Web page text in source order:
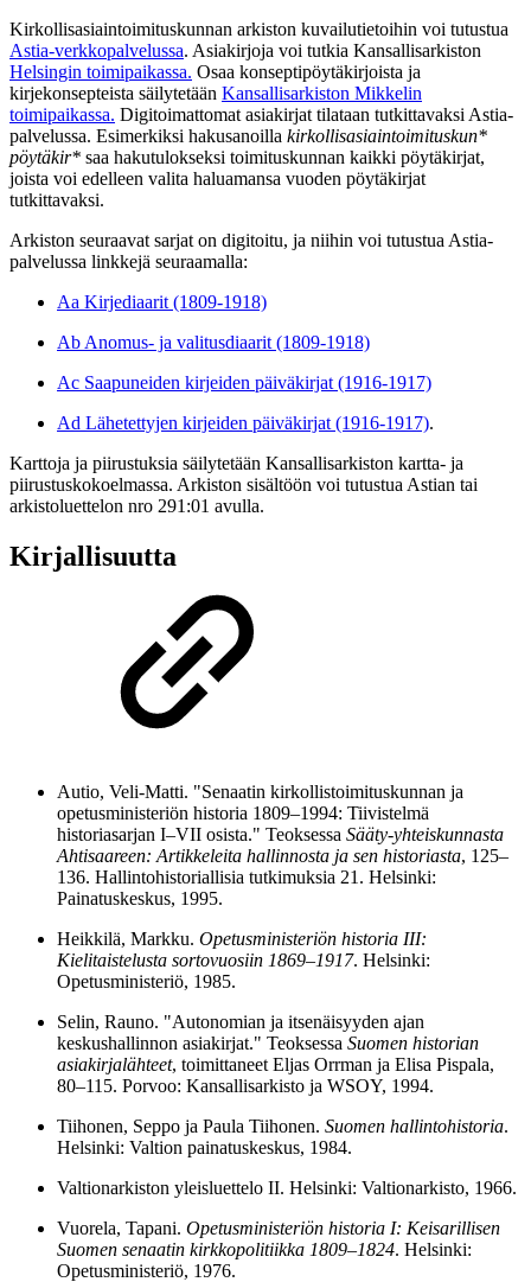
Kirkollisasiaintoimituskunnan arkiston kuvailutietoihin voi tutustua
Astia-verkkopalvelussa. Asiakirjoja voi tutkia Kansallisarkiston
Helsingin toimipaikassa. Osaa konseptipöytäkirjoista ja
kirjekonsepteista säilytetään Kansallisarkiston Mikkelin
toimipaikassa. Digitoimattomat asiakirjat tilataan tutkittavaksi Astia-
palvelussa. Esimerkiksi hakusanoilla kirkollisasiaintoimituskun*
pöytäkir* saa hakutulokseksi toimituskunnan kaikki pöytäkirjat,
joista voi edelleen valita haluamansa vuoden pöytäkirjat
tutkittavaksi.
Arkiston seuraavat sarjat on digitoitu, ja niihin voi tutustua Astia-
palvelussa linkkejä seuraamalla:
Aa Kirjediaarit (1809-1918)
Ab Anomus- ja valitusdiaarit (1809-1918)
Ac Saapuneiden kirjeiden päiväkirjat (1916-1917)
Ad Lähetettyjen kirjeiden päiväkirjat (1916-1917).
Karttoja ja piirustuksia säilytetään Kansallisarkiston kartta- ja
piirustuskokoelmassa. Arkiston sisältöön voi tutustua Astian tai
arkistoluettelon nro 291:01 avulla.
Kirjallisuutta
Autio, Veli-Matti. "Senaatin kirkollistoimituskunnan ja
opetusministeriön historia 1809–1994: Tiivistelmä
historiasarjan I–VII osista." Teoksessa Sääty-yhteiskunnasta
Ahtisaareen: Artikkeleita hallinnosta ja sen historiasta, 125–
136. Hallintohistoriallisia tutkimuksia 21. Helsinki:
Painatuskeskus, 1995.
Heikkilä, Markku. Opetusministeriön historia III:
Kielitaistelusta sortovuosiin 1869–1917. Helsinki:
Opetusministeriö, 1985.
Selin, Rauno. "Autonomian ja itsenäisyyden ajan
keskushallinnon asiakirjat." Teoksessa Suomen historian
asiakirjalähteet, toimittaneet Eljas Orrman ja Elisa Pispala,
80–115. Porvoo: Kansallisarkisto ja WSOY, 1994.
Tiihonen, Seppo ja Paula Tiihonen. Suomen hallintohistoria.
Helsinki: Valtion painatuskeskus, 1984.
Valtionarkiston yleisluettelo II. Helsinki: Valtionarkisto, 1966.
Vuorela, Tapani. Opetusministeriön historia I: Keisarillisen
Suomen senaatin kirkkopolitiikka 1809–1824. Helsinki:
Opetusministeriö, 1976.